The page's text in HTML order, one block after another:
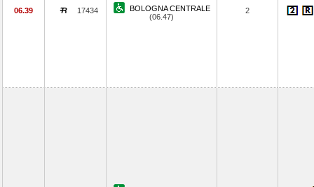
06.39 17434
BOLOGNA CENTRALE
(06.47)
2